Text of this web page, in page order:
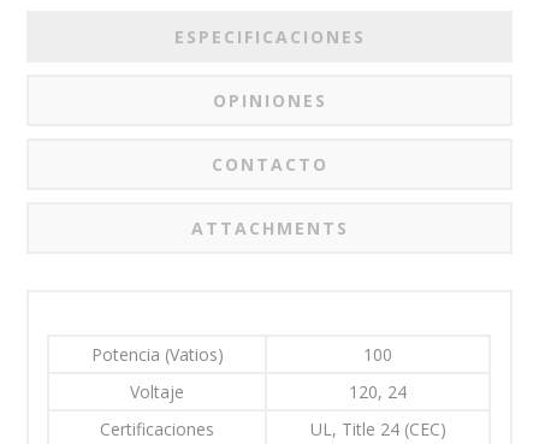
ESPECIFICACIONES
OPINIONES
CONTACTO
ATTACHMENTS
Potencia (Vatios)
100
Voltaje
120, 24
Certificaciones
UL, Title 24 (CEC)